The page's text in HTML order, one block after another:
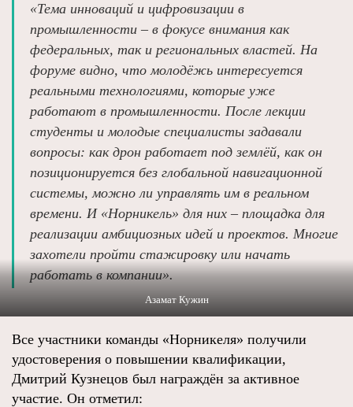
«Тема инноваций и цифровизации в
промышленности – в фокусе внимания как
федеральных, так и региональных властей. На
форуме видно, что молодёжь интересуется
реальными технологиями, которые уже
работают в промышленности. После лекции
студенты и молодые специалисты задавали
вопросы: как дрон работает под землёй, как он
позиционируется без глобальной навигационной
системы, можно ли управлять им в реальном
времени. И «Норникель» для них – площадка для
реализации амбициозных идей и проектов. Многие
захотели пройти стажировку или начать
работать в компании».
Азамат Кужин
Все участники команды «Норникеля» получили
удостоверения о повышении квалификации,
Дмитрий Кузнецов был награждён за активное
участие. Он отметил: